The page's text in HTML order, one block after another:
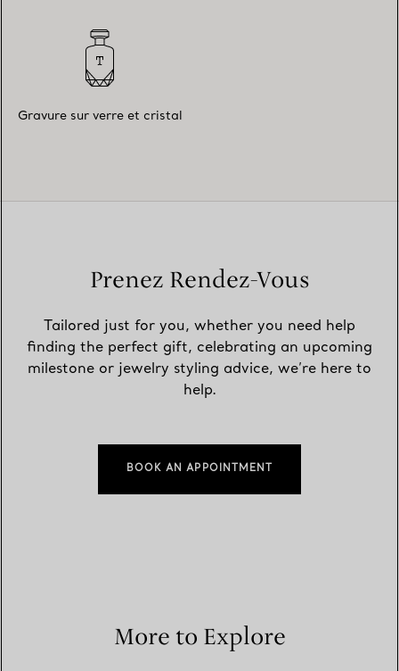
Gravure sur verre et cristal
Prenez Rendez-Vous
Tailored just for you, whether you need help
finding the perfect gift, celebrating an upcoming
milestone or jewelry styling advice, we’re here to
help.
BOOK AN APPOINTMENT
More to Explore